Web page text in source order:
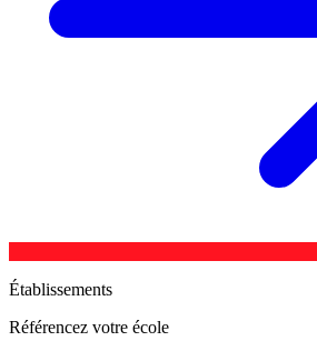
Établissements
Référencez votre école